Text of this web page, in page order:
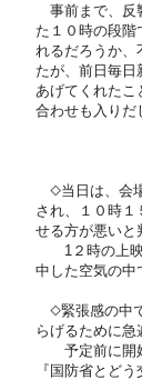
事前まで、反
た１０時の段階
れるだろうか、
たが、前日毎日
あげてくれたこ
合わせも入りだ
◇当日は、会
され、１０時１
せる方が悪いと
1２時の上映
中した空気の中
◇緊張感の中
らげるために急
予定前に開始
『国防省とどう